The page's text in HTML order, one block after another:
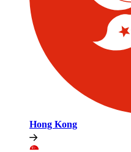
Hong Kong​​